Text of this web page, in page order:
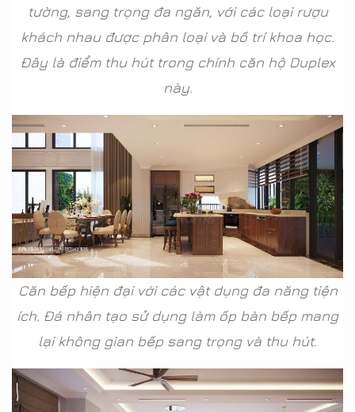
tường, sang trọng đa ngăn, với các loại rượu
khách nhau được phân loại và bố trí khoa học.
Đây là điểm thu hút trong chính căn hộ Duplex
này.
Căn bếp hiện đại với các vật dụng đa năng tiện
ích. Đá nhân tạo sử dụng làm ốp bàn bếp mang
lại không gian bếp sang trọng và thu hút.